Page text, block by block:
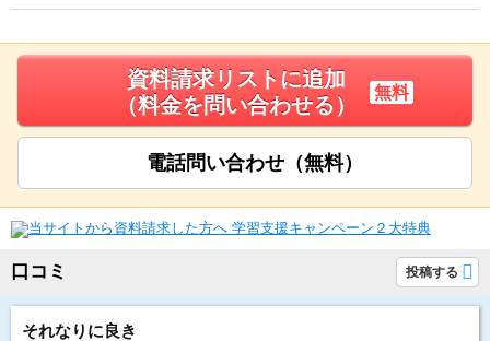
資料請求リストに追加
（料金を問い合わせる）
無料
電話問い合わせ（無料）
口コミ 投稿する
それなりに良き